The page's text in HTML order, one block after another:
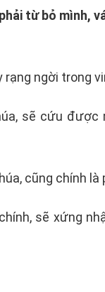
từ bỏ mình,
rạng ngời trong
sẽ cứu được
cũng chính là
sẽ xứng